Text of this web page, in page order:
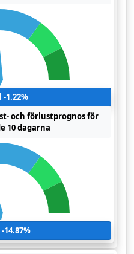
1.22%
och förlustprognos för
10 dagarna